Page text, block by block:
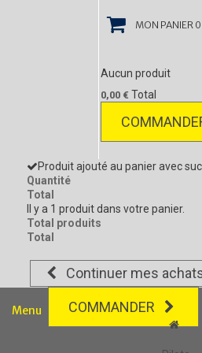
MON PANIER 0
Aucun produit
0,00 € Total
Produit ajouté au panier avec
Quantité
Total
Il y a 1 produit dans votre panier.
Total produits
Total
Continuer mes
COMMANDER
Menu